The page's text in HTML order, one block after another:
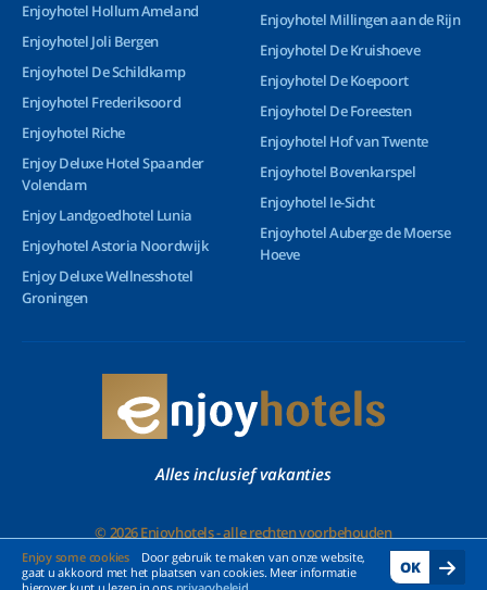
Enjoy some cookies
Door gebruik te maken van onze website,
gaat u akkoord met het plaatsen van cookies. Meer informatie
OK
Enjoyhotel Hollum Ameland
Enjoyhotel Joli Bergen
Enjoyhotel De Schildkamp
Enjoyhotel Frederiksoord
Enjoyhotel Riche
Enjoy Deluxe Hotel Spaander
Volendam
Enjoy Landgoedhotel Lunia
Enjoyhotel Astoria Noordwijk
Enjoy Deluxe Wellnesshotel
Groningen
Enjoyhotel Millingen aan de Rijn
Enjoyhotel De Kruishoeve
Enjoyhotel De Koepoort
Enjoyhotel De Foreesten
Enjoyhotel Hof van Twente
Enjoyhotel Bovenkarspel
Enjoyhotel Ie-Sicht
Enjoyhotel Auberge de Moerse
Hoeve
Alles inclusief vakanties
© 2026 Enjoyhotels - alle rechten voorbehouden